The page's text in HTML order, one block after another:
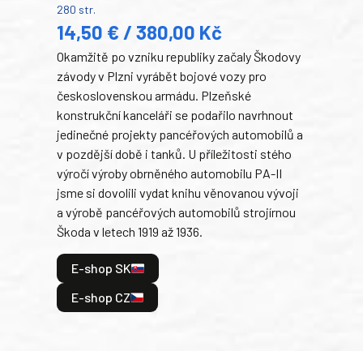
280 str.
14,50 € / 380,00 Kč
Okamžitě po vzniku republiky začaly Škodovy
závody v Plzni vyrábět bojové vozy pro
československou armádu. Plzeňské
konstrukční kanceláři se podařilo navrhnout
jedinečné projekty pancéřových automobilů a
v pozdější době i tanků. U příležitosti stého
výročí výroby obrněného automobilu PA-II
jsme si dovolili vydat knihu věnovanou vývoji
a výrobě pancéřových automobilů strojírnou
Škoda v letech 1919 až 1936.
E-shop SK
E-shop CZ